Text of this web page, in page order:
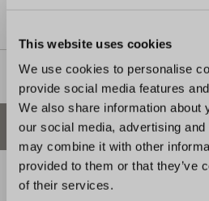
This website uses cookies
We use cookies to personalise
provide social media features
We also share information about
our social media, advertising
may combine it with other
provided to them or that they’ve
of their services.
あなたにおすすめの